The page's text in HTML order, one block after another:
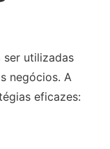
ser utilizadas
negócios. A
eficazes: